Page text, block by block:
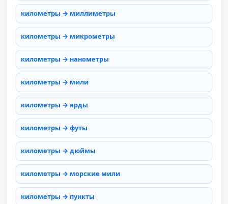
километры → миллиметры
километры → микрометры
километры → нанометры
километры → мили
километры → ярды
километры → футы
километры → дюймы
километры → морские мили
километры → пункты